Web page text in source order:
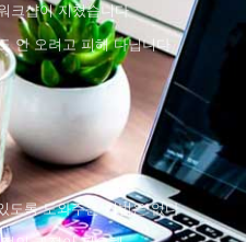
크샵이 지쳤습니다
안 오려고 피해 다닙니다
도록 도와주는 기법은 없다